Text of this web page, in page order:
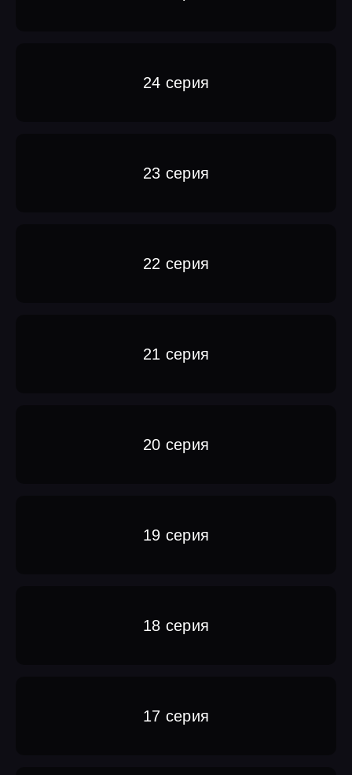
24 серия
23 серия
22 серия
21 серия
20 серия
19 серия
18 серия
17 серия